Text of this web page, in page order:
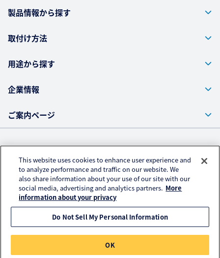
製品情報から探す
取付け方法
用途から探す
企業情報
ご案内ページ
プライバシーポリシー
アクセスデータの取扱いについて
All rights reserved.
Copyright© Kuraray Fastening Co.,Ltd.
This website uses cookies to enhance user experience and
to analyze performance and traffic on our website. We
also share information about your use of our site with our
social media, advertising and analytics partners. More
information about your privacy
Do Not Sell My Personal Information
OK